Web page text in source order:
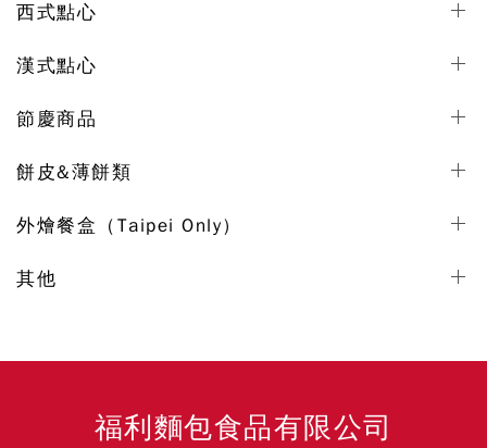
西式點心
漢式點心
節慶商品
餅皮&薄餅類
外燴餐盒（Taipei Only）
其他
福利麵包食品有限公司